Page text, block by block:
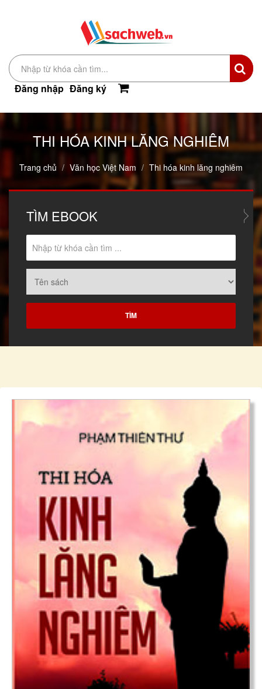
Đăng nhập Đăng ký
THI HÓA KINH LĂNG NGHIÊM
Trang chủ Văn học Việt Nam Thi hóa kinh lăng nghiêm
TÌM EBOOK